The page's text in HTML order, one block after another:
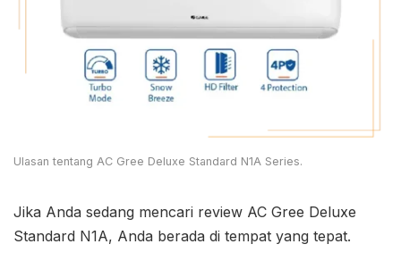
Ulasan tentang AC Gree Deluxe Standard N1A Series.
Jika Anda sedang mencari review AC Gree Deluxe
Standard N1A, Anda berada di tempat yang tepat.